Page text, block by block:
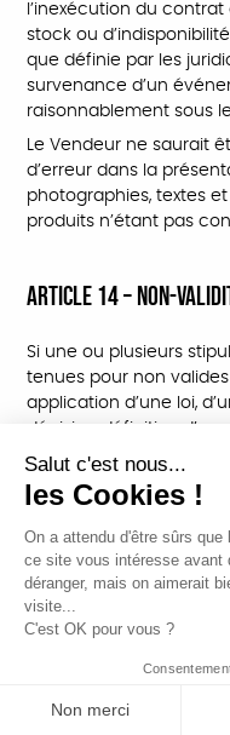
l’inexécution du
stock ou
que définie par les
survenance d’un
raisonnablement sous
Le Vendeur ne saurait
d’erreur dans la
photographies, textes
produits n’étant pas
ARTICLE 14 – NON-
Si une ou plusieurs
tenues pour non
application d’une loi,
décision définitive
stipulations garderont
ARTICLE 15 –
JURIDICTION COMPÉTENTE
En cas de litige ou de
l’envoi d’un courrier à